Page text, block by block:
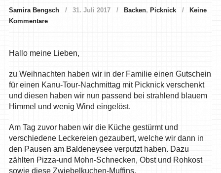
Samira Bengsch 31. Juli 2017 Backen, Picknick
Keine
Kommentare
Hallo meine Lieben,
zu Weihnachten haben wir in der Familie einen Gutschein
für einen Kanu-Tour-Nachmittag mit Picknick verschenkt
und diesen haben wir nun passend bei strahlend blauem
Himmel und wenig Wind eingelöst.
Am Tag zuvor haben wir die Küche gestürmt und
verschiedene Leckereien gezaubert, welche wir dann in
den Pausen am Baldeneysee verputzt haben. Dazu
zählten Pizza-und Mohn-Schnecken, Obst und Rohkost
sowie diese Zwiebelkuchen-Muffins.